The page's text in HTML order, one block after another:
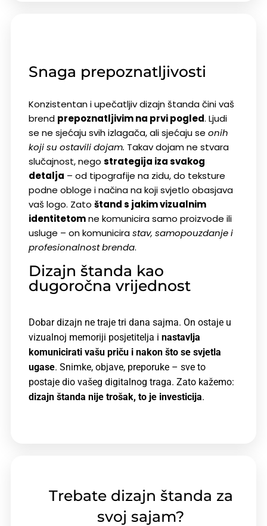
Snaga prepoznatljivosti
Konzistentan i upečatljiv dizajn štanda čini vaš
brend prepoznatljivim na prvi pogled. Ljudi
se ne sjećaju svih izlagača, ali sjećaju se onih
koji su ostavili dojam. Takav dojam ne stvara
slučajnost, nego strategija iza svakog
detalja – od tipografije na zidu, do teksture
podne obloge i načina na koji svjetlo obasjava
vaš logo. Zato štand s jakim vizualnim
identitetomne komunicira samo proizvode ili
usluge – on komunicirastav, samopouzdanje i
profesionalnost brenda.
Dizajn štanda kao
dugoročna vrijednost
Dobar dizajn ne traje tri dana sajma. On ostaje u
vizualnoj memoriji posjetitelja i nastavlja
komunicirati vašu priču i nakon što se svjetla
ugase. Snimke, objave, preporuke – sve to
postaje dio vašeg digitalnog traga. Zato kažemo:
dizajn štanda nije trošak, to je investicija.
Trebate dizajn štanda za
svoj sajam?